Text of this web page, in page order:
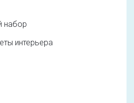
набор
интерьера